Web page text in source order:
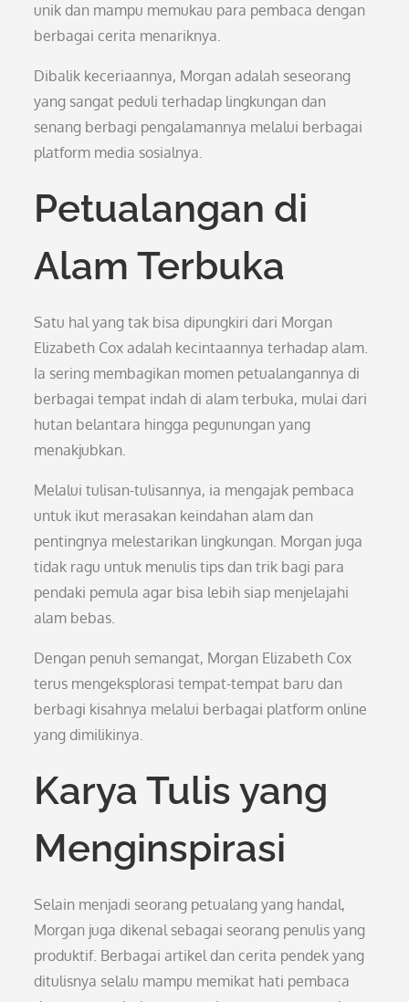
unik dan mampu memukau para pembaca dengan
berbagai cerita menariknya.
Dibalik keceriaannya, Morgan adalah seseorang
yang sangat peduli terhadap lingkungan dan
senang berbagi pengalamannya melalui berbagai
platform media sosialnya.
Petualangan di
Alam Terbuka
Satu hal yang tak bisa dipungkiri dari Morgan
Elizabeth Cox adalah kecintaannya terhadap alam.
Ia sering membagikan momen petualangannya di
berbagai tempat indah di alam terbuka, mulai dari
hutan belantara hingga pegunungan yang
menakjubkan.
Melalui tulisan-tulisannya, ia mengajak pembaca
untuk ikut merasakan keindahan alam dan
pentingnya melestarikan lingkungan. Morgan juga
tidak ragu untuk menulis tips dan trik bagi para
pendaki pemula agar bisa lebih siap menjelajahi
alam bebas.
Dengan penuh semangat, Morgan Elizabeth Cox
terus mengeksplorasi tempat-tempat baru dan
berbagi kisahnya melalui berbagai platform online
yang dimilikinya.
Karya Tulis yang
Menginspirasi
Selain menjadi seorang petualang yang handal,
Morgan juga dikenal sebagai seorang penulis yang
produktif. Berbagai artikel dan cerita pendek yang
ditulisnya selalu mampu memikat hati pembaca